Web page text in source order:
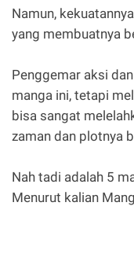
Namun,
yang membuatnya
Penggemar aksi
manga ini, tetapi
bisa sangat
zaman dan plotnya
Nah tadi adalah 5
Menurut kalian